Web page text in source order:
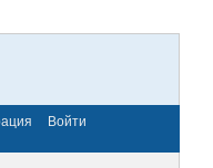
Войти